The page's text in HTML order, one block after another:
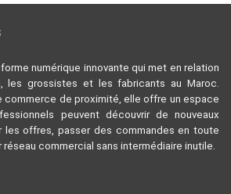
numérique innovante qui met en relation
les grossistes et les fabricants au Maroc.
commerce de proximité, elle offre un espace
peuvent découvrir de nouveaux
les offres, passer des commandes en toute
commercial sans intermédiaire inutile.